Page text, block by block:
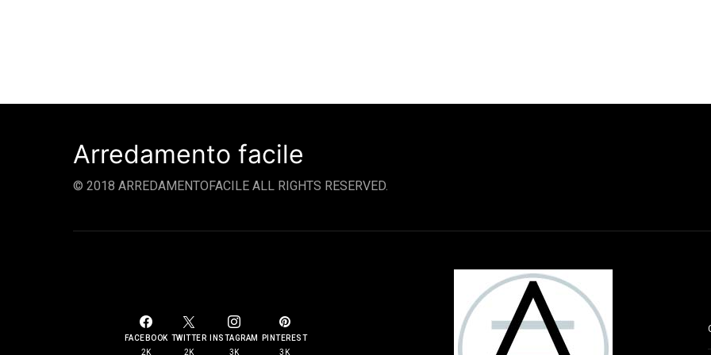
Arredamento facile
© 2018 ARREDAMENTOFACILE ALL RIGHTS RESERVED.
FACEBOOK
2K
TWITTER
2K
INSTAGRAM
3K
PINTEREST
3K